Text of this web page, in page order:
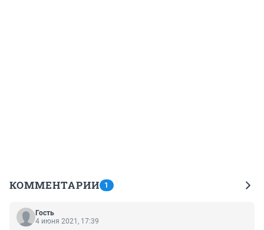
КОММЕНТАРИИ 1
Гость
4 июня 2021, 17:39